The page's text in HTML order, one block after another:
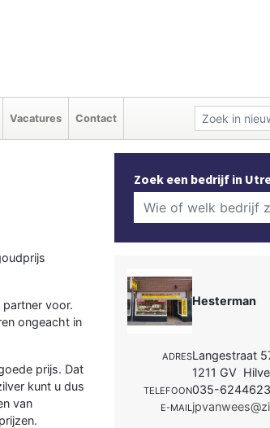
Vacatures Contact
voor.
ongeacht in
prijs. Dat
kunt u dus
van
Zoek een bedrijf in
Hesterman
ADRESLangestraat
1211 GV
TELEFOON035-6244623
E-MAIL